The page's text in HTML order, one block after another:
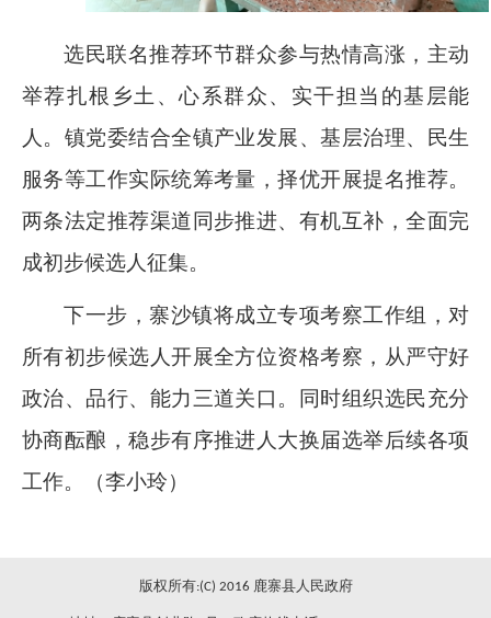
选民联名推荐环节群众参与热情高涨，主动
举荐扎根乡土、心系群众、实干担当的基层能
人。镇党委结合全镇产业发展、基层治理、民生
服务等工作实际统筹考量，择优开展提名推荐。
两条法定推荐渠道同步推进、有机互补，全面完
成初步候选人征集。
下一步，寨沙镇将成立专项考察工作组，对
所有初步候选人开展全方位资格考察，从严守好
政治、品行、能力三道关口。同时组织选民充分
协商酝酿，稳步有序推进人大换届选举后续各项
工作。（李小玲）
版权所有:(C) 2016 鹿寨县人民政府